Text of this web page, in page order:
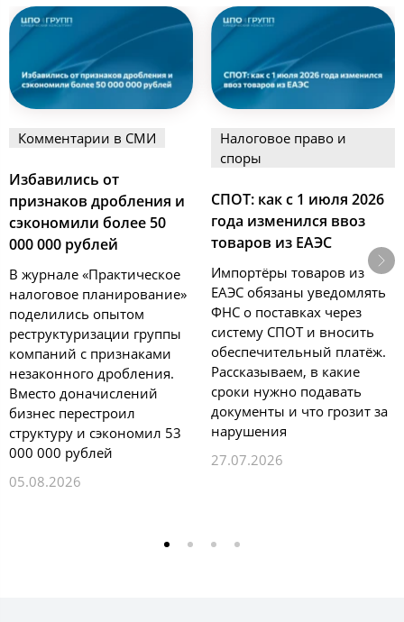
Комментарии в СМИ
Избавились от
признаков дробления и
сэкономили более 50
000 000 рублей
В журнале «Практическое
налоговое планирование»
поделились опытом
реструктуризации группы
компаний с признаками
незаконного дробления.
Вместо доначислений
бизнес перестроил
структуру и сэкономил 53
000 000 рублей
05.08.2026
Налоговое право и
споры
СПОТ: как с 1 июля 2026
года изменился ввоз
товаров из ЕАЭС
Импортёры товаров из
ЕАЭС обязаны уведомлять
ФНС о поставках через
систему СПОТ и вносить
обеспечительный платёж.
Рассказываем, в какие
сроки нужно подавать
документы и что грозит за
нарушения
27.07.2026